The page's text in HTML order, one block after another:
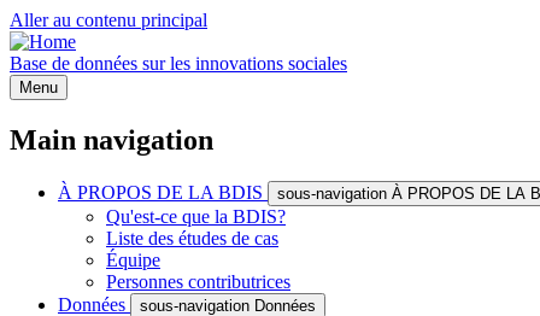
Aller au contenu principal
Base de données sur les innovations sociales
Menu
Main navigation
À PROPOS DE LA BDIS sous-navigation À PROPOS DE LA
Qu'est-ce que la BDIS?
Liste des études de cas
Équipe
Personnes contributrices
Données
sous-navigation Données